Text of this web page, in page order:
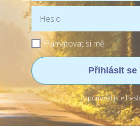
Pamatovat si mě
Přihlásit se
Zapomněli jste